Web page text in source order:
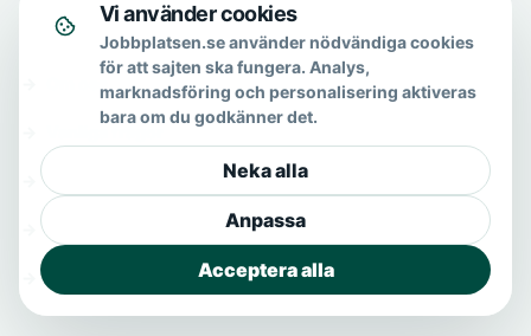
Om & hjälp
Vi använder cookies
Jobbplatsen.se använder nödvändiga cookies
för att sajten ska fungera. Analys,
marknadsföring och personalisering aktiveras
bara om du godkänner det.
Neka alla
Anpassa
Acceptera alla